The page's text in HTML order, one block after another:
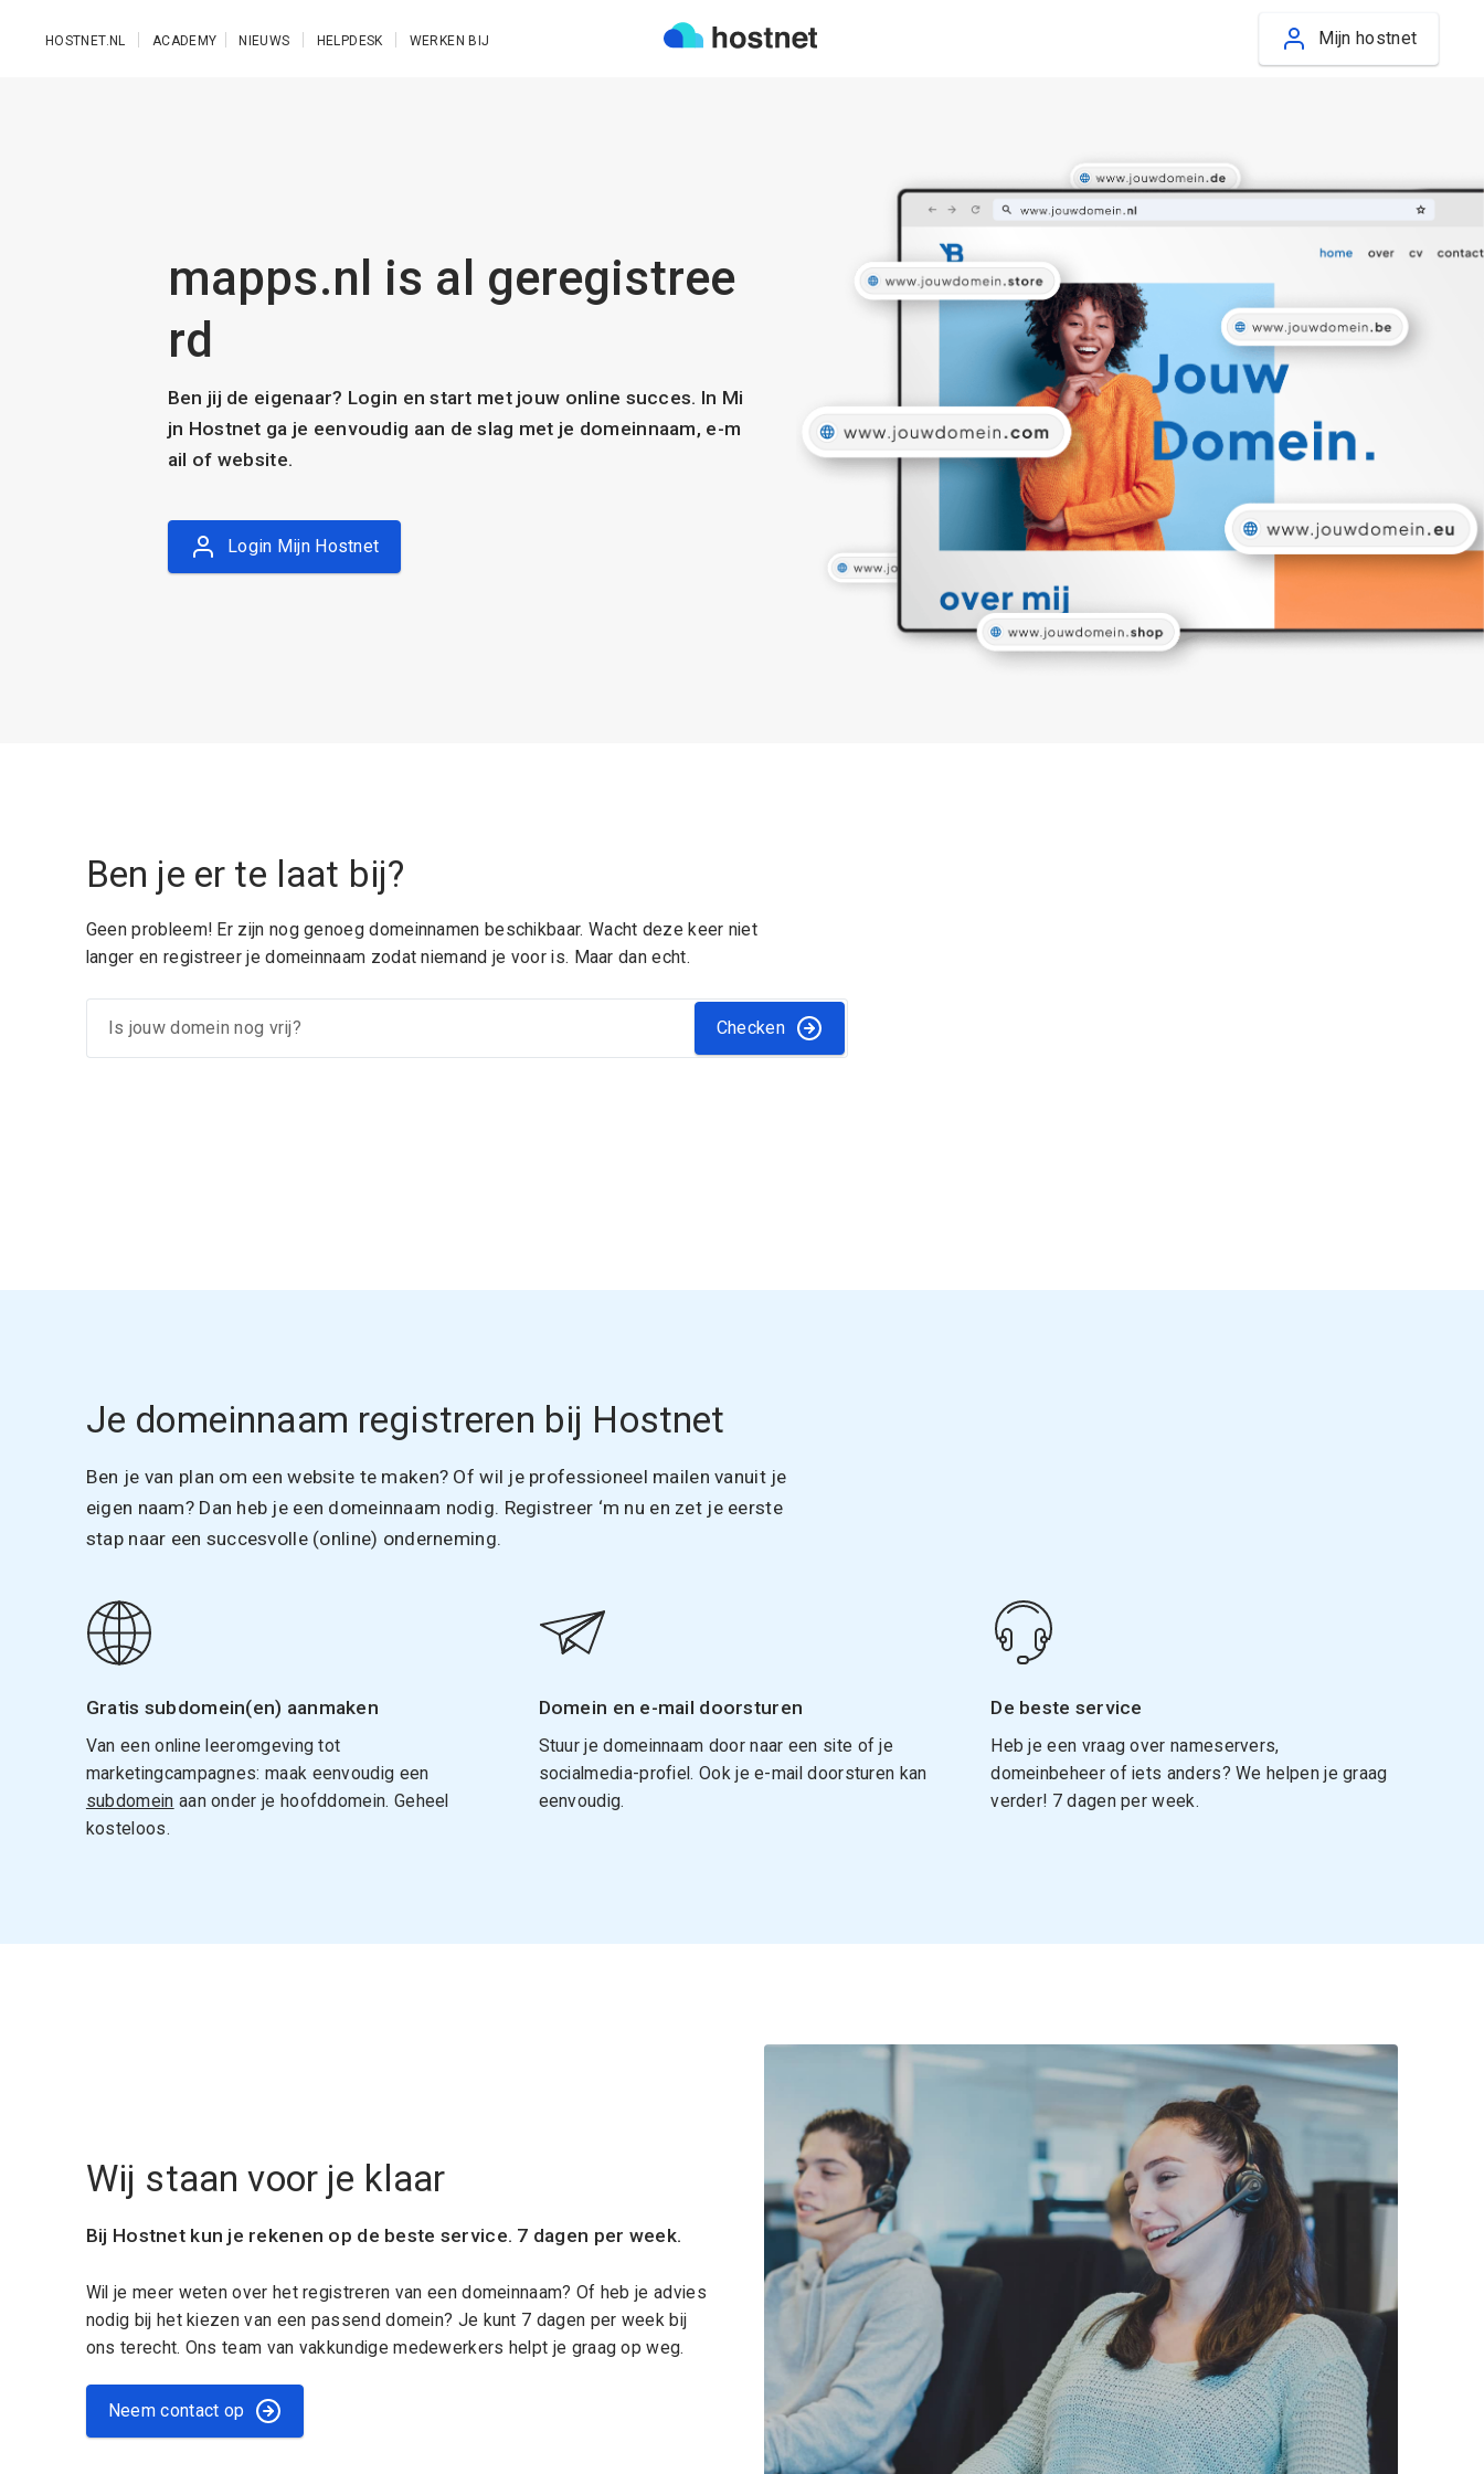
HOSTNET.NL ACADEMY NIEUWS HELPDESK WERKEN BIJ Mijn hostnet
mapps.nl is al geregistree
rd
Ben jij de eigenaar? Login en start met jouw online succes. In Mi
jn Hostnet ga je eenvoudig aan de slag met je domeinnaam, e-m
ail of website.
Login Mijn Hostnet
Ben je er te laat bij?
Geen probleem! Er zijn nog genoeg domeinnamen beschikbaar. Wacht deze keer niet
langer en registreer je domeinnaam zodat niemand je voor is. Maar dan echt.
Checken
Je domeinnaam registreren bij Hostnet
Ben je van plan om een website te maken? Of wil je professioneel mailen vanuit je
eigen naam? Dan heb je een domeinnaam nodig. Registreer ‘m nu en zet je eerste
stap naar een succesvolle (online) onderneming.
Gratis subdomein(en) aanmaken
Van een online leeromgeving tot
marketingcampagnes: maak eenvoudig een
subdomein aan onder je hoofddomein. Geheel
kosteloos.
Domein en e-mail doorsturen
Stuur je domeinnaam door naar een site of je
socialmedia-profiel. Ook je e-mail doorsturen kan
eenvoudig.
De beste service
Heb je een vraag over nameservers,
domeinbeheer of iets anders? We helpen je graag
verder! 7 dagen per week.
Wij staan voor je klaar
Bij Hostnet kun je rekenen op de beste service. 7 dagen per week.
Wil je meer weten over het registreren van een domeinnaam? Of heb je advies
nodig bij het kiezen van een passend domein? Je kunt 7 dagen per week bij
ons terecht. Ons team van vakkundige medewerkers helpt je graag op weg.
Neem contact op